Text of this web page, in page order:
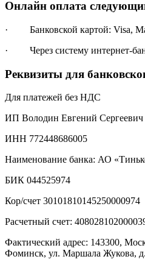
Онлайн оплата
· Банковской картой: Visa,
· Через систему интернет-
Реквизиты для
Для платежей без НДС
ИП Володин Евгений Сергеевич
ИНН 772448686005
Наименование банка: АО
БИК 044525974
Кор/счет 30101810145250000974
Расчетный счет:
Фактический адрес: 143300,
Фоминск, ул. Маршала Жукова,